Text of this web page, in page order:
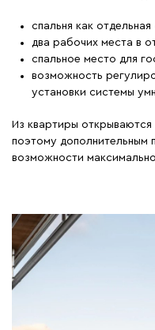
спальня как отдельная
два рабочих места в
спальное место для
возможность
установки системы
Из квартиры
поэтому дополнительным
возможности